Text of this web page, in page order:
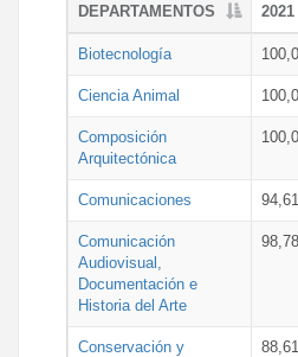
DEPARTAMENTOS 2021
Biotecnología
Ciencia Animal
Composición
Arquitectónica
Comunicaciones
Comunicación
Audiovisual,
Documentación e
Historia del Arte
Conservación y